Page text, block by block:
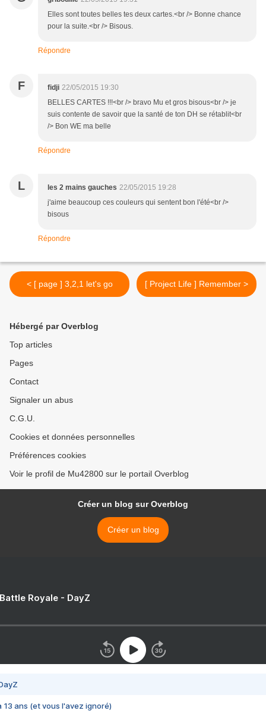
Elles sont toutes belles tes deux cartes.<br /> Bonne chance
pour la suite.<br /> Bisous.
Répondre
F fidji 22/05/2015 19:30
BELLES CARTES !!!<br /> bravo Mu et gros bisous<br /> je
suis contente de savoir que la santé de ton DH se rétablit<br
/> Bon WE ma belle
Répondre
L les 2 mains gauches 22/05/2015 19:28
j'aime beaucoup ces couleurs qui sentent bon l'été<br />
bisous
Répondre
< [ page ] 3,2,1 let's go [ Project Life ] Remember >
Hébergé par Overblog
Top articles
Pages
Contact
Signaler un abus
C.G.U.
Cookies et données personnelles
Préférences cookies
Voir le profil de Mu42800 sur le portail Overblog
Créer un blog sur Overblog
Créer un blog
Royale - DayZ
13 ans (et vous l'avez ignoré)